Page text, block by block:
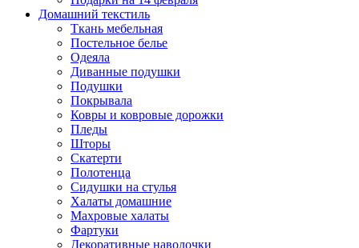
Домашний текстиль
Ткань мебельная
Постельное белье
Одеяла
Диванные подушки
Подушки
Покрывала
Ковры и ковровые дорожки
Пледы
Шторы
Скатерти
Полотенца
Сидушки на стулья
Халаты домашние
Махровые халаты
Фартуки
Декоративные наволочки